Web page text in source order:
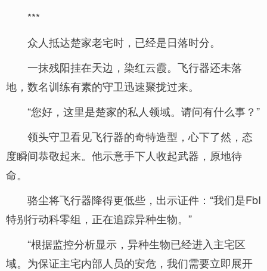
***
众人抵达楚家老宅时，已经是日落时分。
一抹残阳挂在天边，染红云霞。飞行器还未落
地，数名训练有素的守卫迅速聚拢过来。
“您好，这里是楚家的私人领域。请问有什么事？”
领头守卫看见飞行器的奇特造型，心下了然，态
度瞬间恭敬起来。他示意手下人收起武器，原地待
命。
骆尘将飞行器降得更低些，出示证件：“我们是FbI
特别行动科零组，正在追踪异种生物。”
“根据监控分析显示，异种生物已经进入主宅区
域。为保证主宅内部人员的安危，我们需要立即展开